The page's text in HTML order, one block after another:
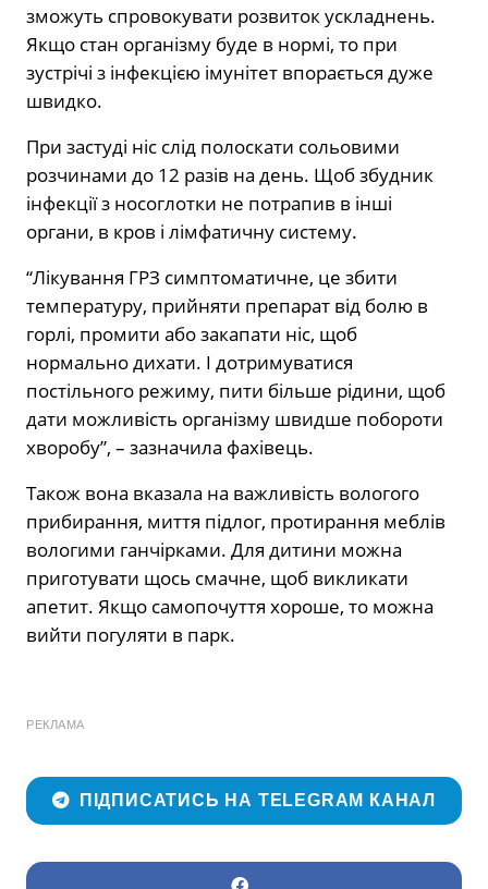
зможуть спровокувати розвиток ускладнень.
Якщо стан організму буде в нормі, то при
зустрічі з інфекцією імунітет впорається дуже
швидко.
При застуді ніс слід полоскати сольовими
розчинами до 12 разів на день. Щоб збудник
інфекції з носоглотки не потрапив в інші
органи, в кров і лімфатичну систему.
“Лікування ГРЗ симптоматичне, це збити
температуру, прийняти препарат від болю в
горлі, промити або закапати ніс, щоб
нормально дихати. І дотримуватися
постільного режиму, пити більше рідини, щоб
дати можливість організму швидше побороти
хворобу”, – зазначила фахівець.
Також вона вказала на важливість вологого
прибирання, миття підлог, протирання меблів
вологими ганчірками. Для дитини можна
приготувати щось смачне, щоб викликати
апетит. Якщо самопочуття хороше, то можна
вийти погуляти в парк.
РЕКЛАМА
ПІДПИСАТИСЬ НА TELEGRAM КАНАЛ